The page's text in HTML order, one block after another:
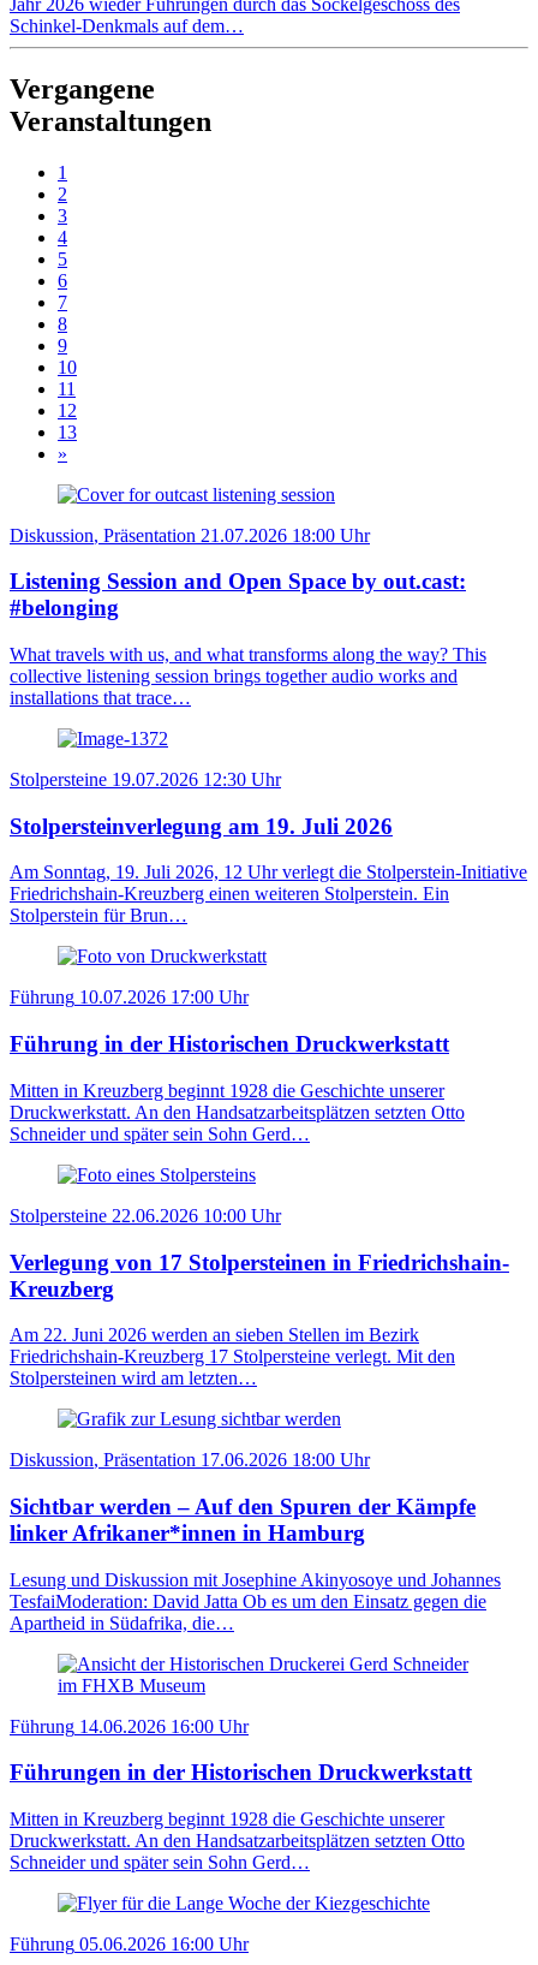
Schinkel-Denkmals auf dem…
Vergangene
Veranstaltungen
1
2
3
4
5
6
7
8
9
10
11
12
13
»
Diskussion, Präsentation 21.07.2026 18:00 Uhr
Listening Session and Open Space by out.cast:
#belonging
What travels with us, and what transforms along the way? This
collective listening session brings together audio works and
installations that trace…
Stolpersteine 19.07.2026 12:30 Uhr
Stolpersteinverlegung am 19. Juli 2026
Am Sonntag, 19. Juli 2026, 12 Uhr verlegt die Stolperstein-Initiative
Friedrichshain-Kreuzberg einen weiteren Stolperstein. Ein
Stolperstein für Brun…
Führung 10.07.2026 17:00 Uhr
Führung in der Historischen Druckwerkstatt
Mitten in Kreuzberg beginnt 1928 die Geschichte unserer
Druckwerkstatt. An den Handsatzarbeitsplätzen setzten Otto
Schneider und später sein Sohn Gerd…
Stolpersteine 22.06.2026 10:00 Uhr
Verlegung von 17 Stolpersteinen in Friedrichshain-
Kreuzberg
Am 22. Juni 2026 werden an sieben Stellen im Bezirk
Friedrichshain-Kreuzberg 17 Stolpersteine verlegt. Mit den
Stolpersteinen wird am letzten…
Diskussion, Präsentation 17.06.2026 18:00 Uhr
Sichtbar werden – Auf den Spuren der Kämpfe
linker Afrikaner*innen in Hamburg
Lesung und Diskussion mit Josephine Akinyosoye und Johannes
TesfaiModeration: David Jatta Ob es um den Einsatz gegen die
Apartheid in Südafrika, die…
Führung 14.06.2026 16:00 Uhr
Führungen in der Historischen Druckwerkstatt
Mitten in Kreuzberg beginnt 1928 die Geschichte unserer
Druckwerkstatt. An den Handsatzarbeitsplätzen setzten Otto
Schneider und später sein Sohn Gerd…
Führung 05.06.2026 16:00 Uhr